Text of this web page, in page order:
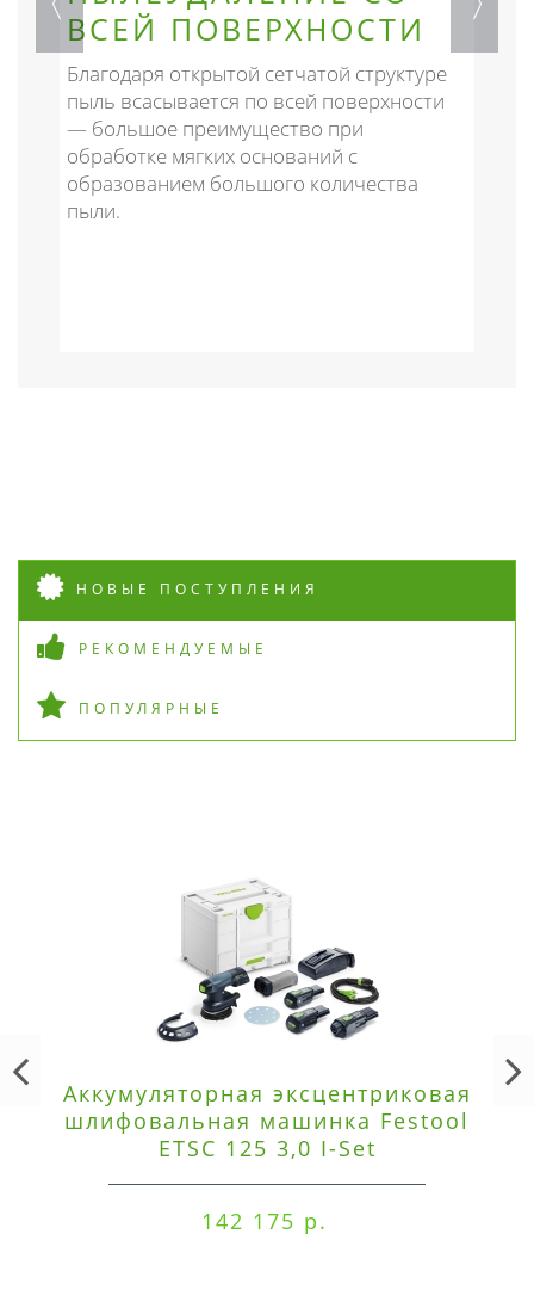
ВСЕЙ ПОВЕРХНОСТИ
Благодаря открытой сетчатой структуре
пыль всасывается по всей поверхности
— большое преимущество при
обработке мягких оснований с
образованием большого количества
пыли.
НОВЫЕ ПОСТУПЛЕНИЯ
РЕКОМЕНДУЕМЫЕ
ПОПУЛЯРНЫЕ
Аккумуляторная эксцентриковая
шлифовальная машинка Festool
ETSC 125 3,0 I-Set
142 175 р.